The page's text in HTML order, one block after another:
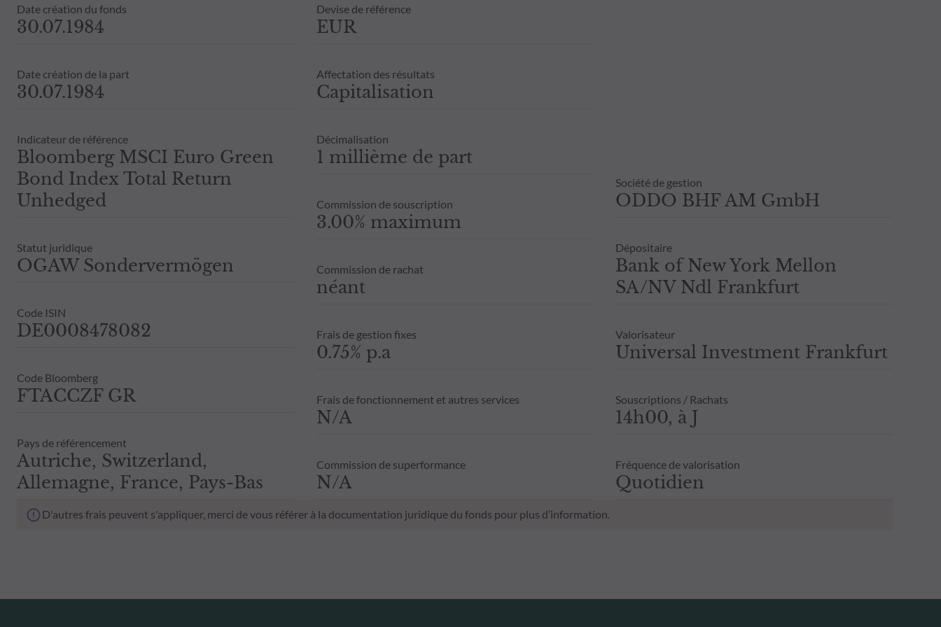
Date création du fonds
30.07.1984
Date création de la part
30.07.1984
Indicateur de référence
Bloomberg MSCI Euro Green
Bond Index Total Return
Unhedged
Statut juridique
OGAW Sondervermögen
Code ISIN
DE0008478082
Code Bloomberg
FTACCZF GR
Pays de référencement
Autriche, Switzerland,
Allemagne, France, Pays-Bas
Devise de référence
EUR
Affectation des résultats
Capitalisation
Décimalisation
1 millième de part
Commission de souscription
3.00% maximum
Commission de rachat
néant
Frais de gestion fixes
0.75% p.a
Frais de fonctionnement et autres services
N/A
Commission de superformance
N/A
Société de gestion
ODDO BHF AM GmbH
Dépositaire
Bank of New York Mellon
SA/NV Ndl Frankfurt
Valorisateur
Universal Investment Frankfurt
Souscriptions / Rachats
14h00, à J
Fréquence de valorisation
Quotidien
D'autres frais peuvent s'appliquer, merci de vous référer à la documentation juridique du fonds pour plus d’information.